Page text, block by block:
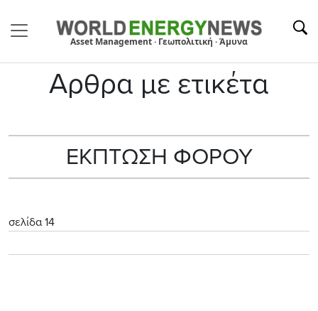
Asset Management · Γεωπολιτική · Άμυνα
Αρθρα με ετικέτα
ΕΚΠΤΩΣΗ ΦΟΡΟΥ
σελίδα 14